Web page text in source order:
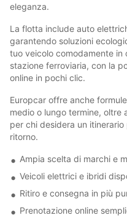
eleganza.
La flotta include auto
garantendo soluzioni
tuo veicolo comodamente in
stazione ferroviaria, con la
online in pochi clic.
Europcar offre anche
medio o lungo termine, oltre
per chi desidera un
ritorno.
Ampia scelta di marchi e
Veicoli elettrici e ibridi
Ritiro e consegna in più
Prenotazione online